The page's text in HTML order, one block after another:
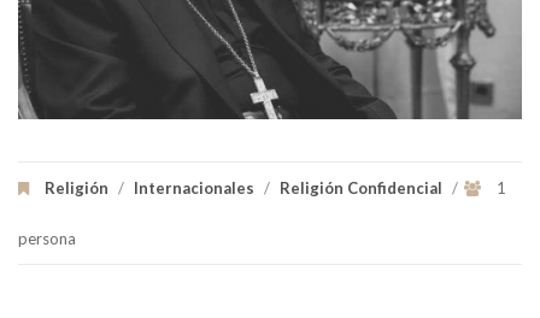
Religión / Internacionales / Religión Confidencial / 1
persona